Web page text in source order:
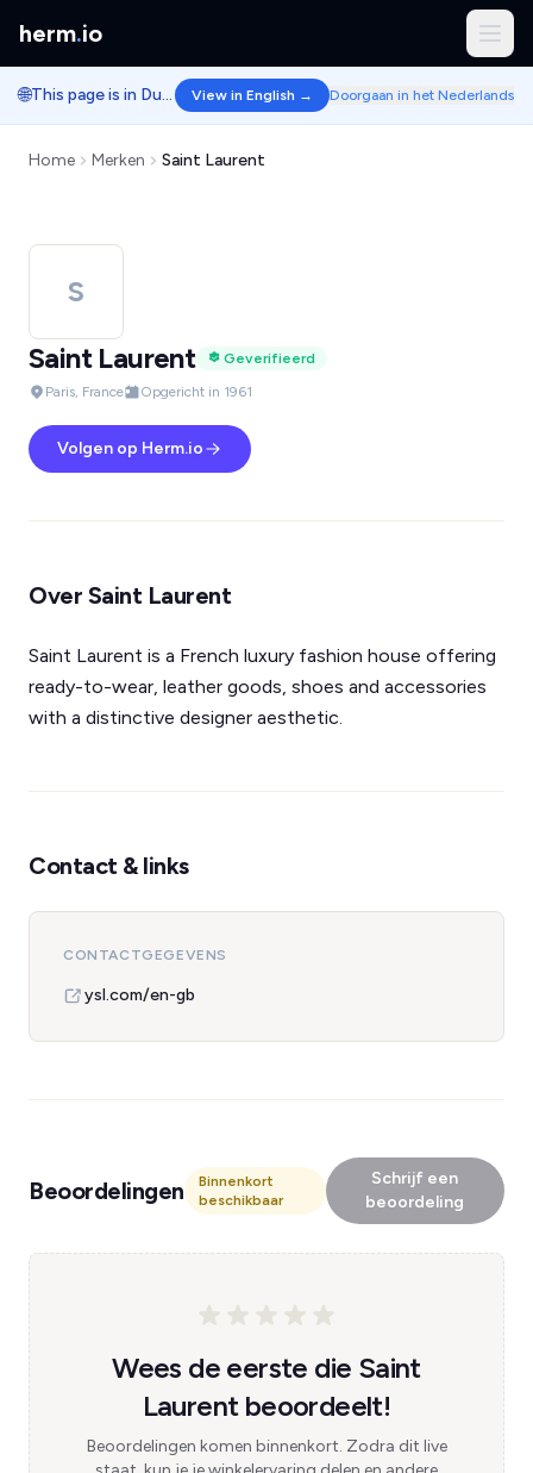
herm.io
🌐 This page is in Dutch. View in English → Doorgaan in het Nederlands
Home Merken Saint Laurent
S
Saint Laurent
Geverifieerd
Paris, France
Opgericht in 1961
Volgen op Herm.io
Over Saint Laurent
Saint Laurent is a French luxury fashion house offering
ready-to-wear, leather goods, shoes and accessories
with a distinctive designer aesthetic.
Contact & links
CONTACTGEGEVENS
ysl.com/en-gb
Beoordelingen
Binnenkort
beschikbaar
Schrijf een
beoordeling
Wees de eerste die Saint
Laurent beoordeelt!
Beoordelingen komen binnenkort. Zodra dit live